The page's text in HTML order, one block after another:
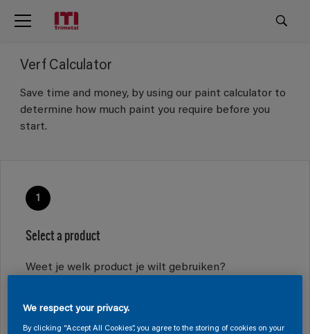
Verf Calculator
Save time and money, by using our paint calculator to
determine how much paint you require before you
start.
1
Select a product
Weet je welk product je wilt gebruiken?
We respect your privacy.
By clicking “Accept All Cookies”, you agree to the storing of cookies on your